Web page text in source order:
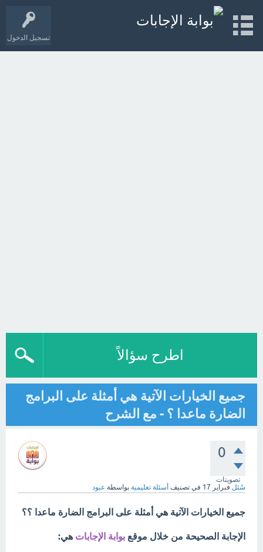
تسجيل الدخول
اطرح سؤالاً
جميع الخيارات الآتية هي أمثلة على البرامج
الضارة ماعدا ؟ - مع الشرح
0
تصويتات
سُئل فبراير 17 في تصنيف أسئلة تعليمية بواسطة عبود
جميع الخيارات الآتية هي أمثلة على البرامج الضارة ماعدا ؟؟
الإجابة الصحيحة من خلال موقع بوابة الإجابات هي: